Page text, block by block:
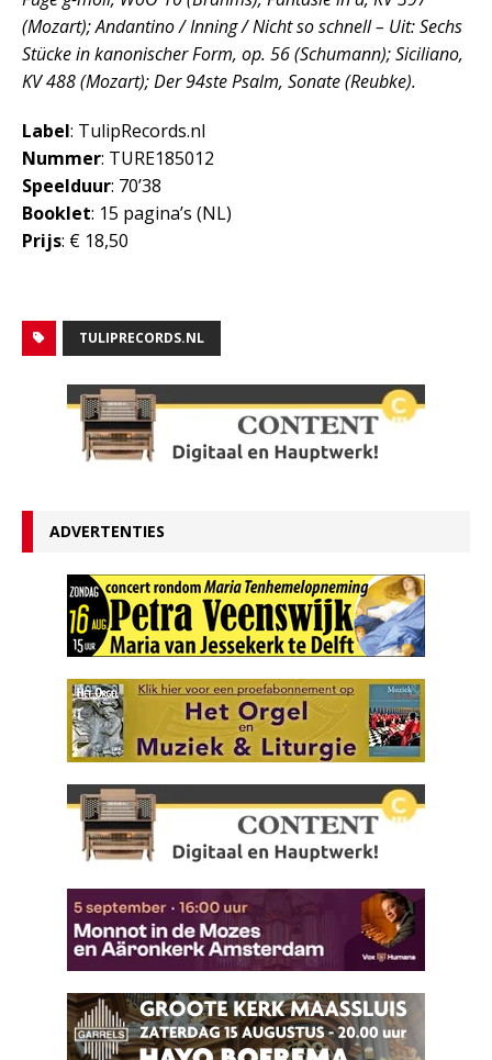
(Mozart); Andantino / Inning / Nicht so schnell – Uit: Sechs
Stücke in kanonischer Form, op. 56 (Schumann); Siciliano,
KV 488 (Mozart); Der 94ste Psalm, Sonate (Reubke).
Label: TulipRecords.nl
Nummer: TURE185012
Speelduur: 70’38
Booklet: 15 pagina’s (NL)
Prijs: € 18,50
TULIPRECORDS.NL
ADVERTENTIES